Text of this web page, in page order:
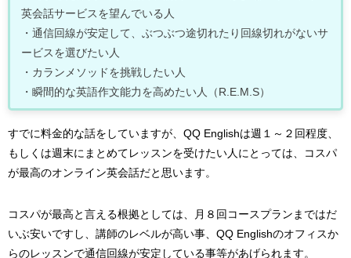
英会話サービスを望んでいる人
・通信回線が安定して、ぶつぶつ途切れたり回線切れがないサ
ービスを選びたい人
・カランメソッドを挑戦したい人
・瞬間的な英語作文能力を高めたい人（R.E.M.S）
すでに料金的な話をしていますが、QQ Englishは週１～２回程度、
もしくは週末にまとめてレッスンを受けたい人にとっては、コスパ
が最高のオンライン英会話だと思います。
コスパが最高と言える根拠としては、月８回コースプランまではだ
いぶ安いですし、講師のレベルが高い事、QQ Englishのオフィスか
らのレッスンで通信回線が安定している事等があげられます。